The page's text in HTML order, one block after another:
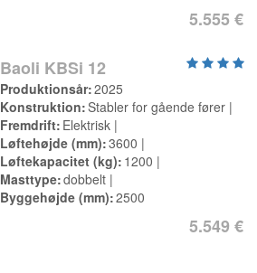
5.555 €
Baoli KBSi 12
Produktionsår 2025
Konstruktion Stabler for gående fører
Fremdrift Elektrisk
Løftehøjde (mm) 3600
Løftekapacitet (kg) 1200
Masttype dobbelt
Byggehøjde (mm) 2500
5.549 €